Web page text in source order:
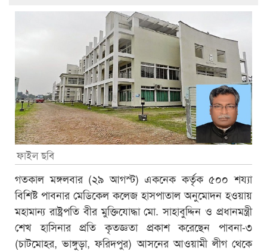
ফাইল ছবি
গতকাল মঙ্গলবার (২৯ আগস্ট) একনেক কর্তৃক ৫০০ শয্যা
বিশিষ্ট পাবনার মেডিকেল কলেজ হাসপাতাল অনুমোদন হওয়ায়
মহামান্য রাষ্ট্রপতি বীর মুক্তিযোদ্ধা মো. সাহাবুদ্দিন ও প্রধানমন্ত্রী
শেখ হাসিনার প্রতি কৃতজ্ঞতা প্রকাশ করেছেন পাবনা-৩
(চাটমোহর, ভাঙ্গুড়া, ফরিদপুর) আসনের আওয়ামী লীগ থেকে